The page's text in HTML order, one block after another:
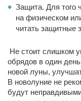
Защита. Для того
на физическом
читать защитные
Не стоит слишком
обрядов в один
новой луны,
В новолуние не
будут